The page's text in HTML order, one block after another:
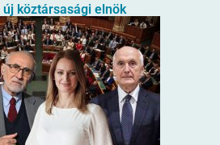
köztársasági elnök